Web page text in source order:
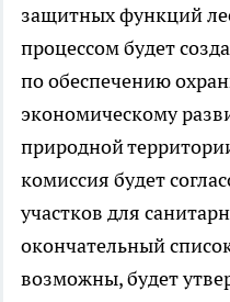
защитных функций
процессом будет
по обеспечению
экономическому
природной
комиссия будет
участков для
окончательный
возможны, будет